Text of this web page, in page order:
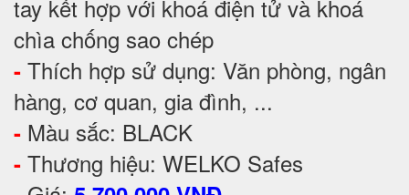
tay kết hợp với khoá điện tử và khoá
chìa chống sao chép
- Thích hợp sử dụng: Văn phòng, ngân
hàng, cơ quan, gia đình, ...
- Màu sắc: BLACK
- Thương hiệu: WELKO Safes